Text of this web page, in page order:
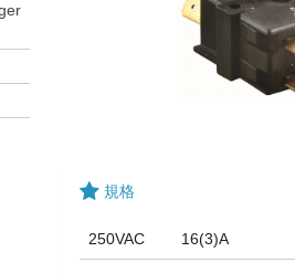
規格
250VAC 16(3)A